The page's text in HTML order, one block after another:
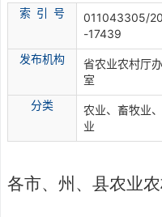
索 引 号
011043305/
-17439
发布机构
省农业农村厅
室
分类
农业、畜牧业
业
各市、 州、县农业